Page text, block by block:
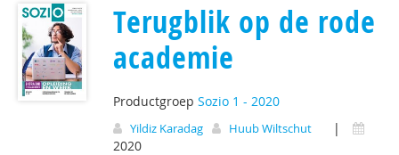
Terugblik op de rode
academie
Productgroep Sozio 1 - 2020
Yildiz Karadag Huub Wiltschut
|
2020